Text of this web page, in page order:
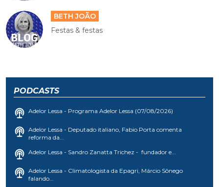
BETH JOÃO
Festas & festas
PODCASTS
Adelor Lessa - Programa Adelor Lessa (07/08/2026)
Adelor Lessa - Deputado italiano, Fabio Porta comenta
reforma da...
Adelor Lessa - Sandro Zanatta Trichez - fundador e...
Adelor Lessa - Climatologista da Epagri, Márcio Sônego
falando...